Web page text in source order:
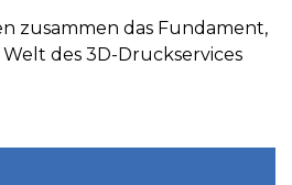
zusammen das Fundament,
des 3D-Druckservices